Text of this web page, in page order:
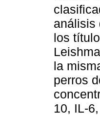
análisis
los
la
perros
10, IL-